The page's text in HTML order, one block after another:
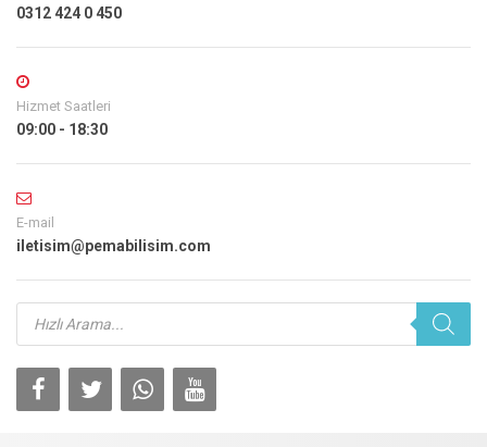
0312 424 0 450
Hizmet Saatleri
09:00 - 18:30
E-mail
iletisim@pemabilisim.com
Products
search